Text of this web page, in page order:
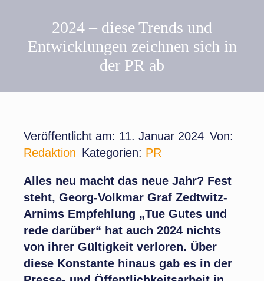
2024 – diese Trends und
Entwicklungen zeichnen sich in
der PR ab
Veröffentlicht am: 11. Januar 2024 Von:
Redaktion Kategorien: PR
Alles neu macht das neue Jahr? Fest
steht, Georg-Volkmar Graf Zedtwitz-
Arnims Empfehlung „Tue Gutes und
rede darüber“ hat auch 2024 nichts
von ihrer Gültigkeit verloren. Über
diese Konstante hinaus gab es in der